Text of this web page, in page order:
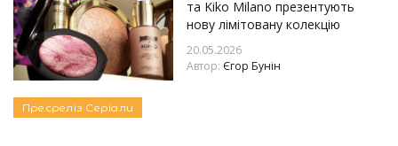
та Kiko Milano презентують
нову лімітовану колекцію
20.05.2026
Автор: Єгор Бунін
Пресреліз Серіали